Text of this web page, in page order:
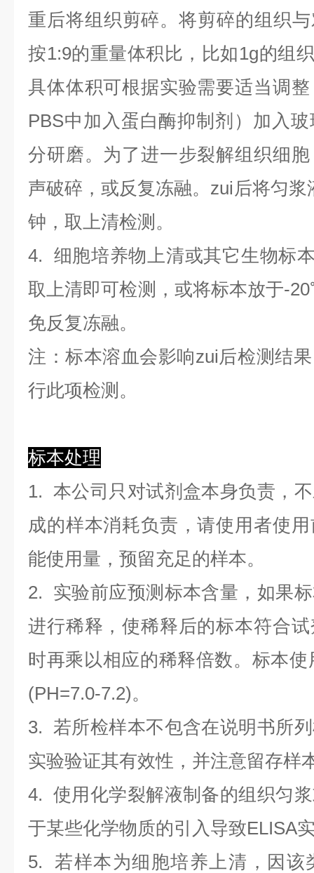
重后将组织剪碎。将剪碎的组织
按1:9的重量体积比，比如1g的组
具体体积可根据实验需要适当调
PBS中加入蛋白酶抑制剂）加入
分研磨。为了进一步裂解组织细
声破碎，或反复冻融。zui后将匀浆
钟，取上清检测。
4. 细胞培养物上清或其它生物标
取上清即可检测，或将标本放于-
免反复冻融。
注：标本溶血会影响zui后检测结
行此项检测。
标本处理
1. 本公司只对试剂盒本身负责，
成的样本消耗负责，请使用者使
能使用量，预留充足的样本。
2. 实验前应预测标本含量，如果
进行稀释，使稀释后的标本符合
时再乘以相应的稀释倍数。标本
(PH=7.0-7.2)。
3. 若所检样本不包含在说明书所
实验验证其有效性，并注意留存样
4. 使用化学裂解液制备的组织匀
于某些化学物质的引入导致ELISA
5. 若样本为细胞培养上清，因该